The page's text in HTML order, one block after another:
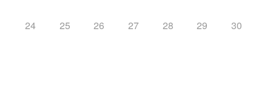
24 25 26 27 28 29 30